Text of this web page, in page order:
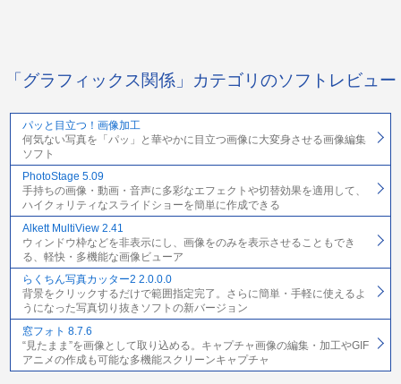
「グラフィックス関係」カテゴリのソフトレビュー
パッと目立つ！画像加工
何気ない写真を「パッ」と華やかに目立つ画像に大変身させる画像編集
ソフト
PhotoStage 5.09
手持ちの画像・動画・音声に多彩なエフェクトや切替効果を適用して、
ハイクォリティなスライドショーを簡単に作成できる
Alkett MultiView 2.41
ウィンドウ枠などを非表示にし、画像をのみを表示させることもでき
る、軽快・多機能な画像ビューア
らくちん写真カッター2 2.0.0.0
背景をクリックするだけで範囲指定完了。さらに簡単・手軽に使えるよ
うになった写真切り抜きソフトの新バージョン
窓フォト 8.7.6
“見たまま”を画像として取り込める。キャプチャ画像の編集・加工やGIF
アニメの作成も可能な多機能スクリーンキャプチャ